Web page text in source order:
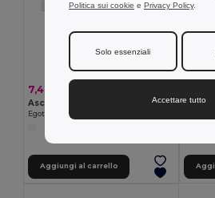
7,40 €
Asciugamano sportivo in cotone (380 g/m²)
Egotier 99963
Aggiungi al carrello
Politica sui cookie e Privacy Policy.
Solo essenziali
Accettare tutto